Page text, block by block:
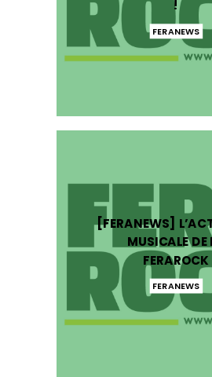
!
FERANEWS
[FERANEWS]
MUSICALE DE
FERAROCK
FERANEWS